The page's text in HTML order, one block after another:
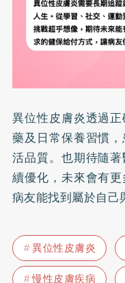
異位性皮膚炎透過
藥及日常保養習慣
活品質。也期待隨
續優化，未來會有
病友能找到屬於自己
異位性皮膚炎
慢性皮膚疾病